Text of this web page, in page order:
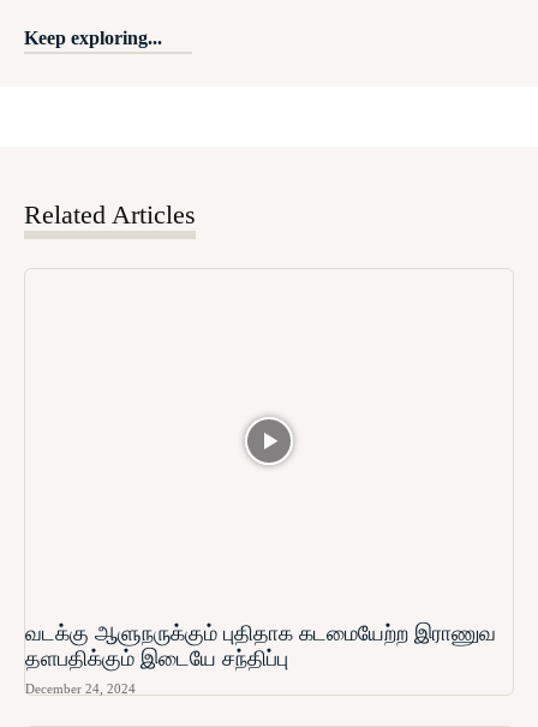
Keep exploring...
Related Articles
வடக்கு ஆளுநருக்கும் புதிதாக கடமையேற்ற இராணுவ
தளபதிக்கும் இடையே சந்திப்பு
December 24, 2024